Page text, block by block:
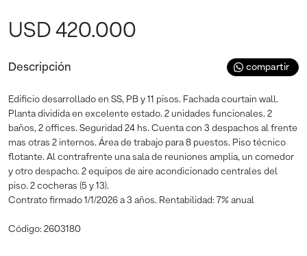
USD 420.000
Descripción compartir
Edificio desarrollado en SS, PB y 11 pisos. Fachada courtain wall.
Planta dividida en excelente estado. 2 unidades funcionales. 2
baños, 2 offices. Seguridad 24 hs. Cuenta con 3 despachos al frente
mas otras 2 internos. Área de trabajo para 8 puestos. Piso técnico
flotante. Al contrafrente una sala de reuniones amplia, un comedor
y otro despacho. 2 equipos de aire acondicionado centrales del
piso. 2 cocheras (5 y 13).
Contrato firmado 1/1/2026 a 3 años. Rentabilidad: 7% anual
Código: 2603180